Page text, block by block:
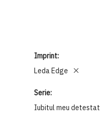
Imprint
Leda Edge
Serie
Iubitul meu detestat